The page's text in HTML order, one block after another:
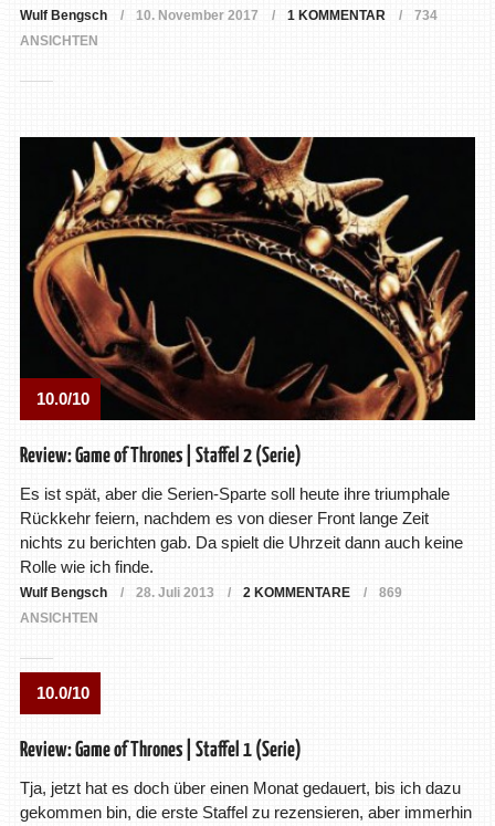
Wulf Bengsch 10. November 2017 1 KOMMENTAR
734
ANSICHTEN
10.0/10
Review: Game of Thrones | Staffel 2 (Serie)
Es ist spät, aber die Serien-Sparte soll heute ihre triumphale
Rückkehr feiern, nachdem es von dieser Front lange Zeit
nichts zu berichten gab. Da spielt die Uhrzeit dann auch keine
Rolle wie ich finde.
Wulf Bengsch 28. Juli 2013 2 KOMMENTARE
869
ANSICHTEN
10.0/10
Review: Game of Thrones | Staffel 1 (Serie)
Tja, jetzt hat es doch über einen Monat gedauert, bis ich dazu
gekommen bin, die erste Staffel zu rezensieren, aber immerhin